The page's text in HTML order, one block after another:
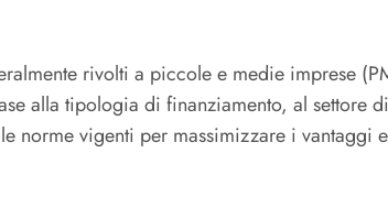
rivolti a piccole e medie imprese
alla tipologia di finanziamento, al settore
norme vigenti per massimizzare i